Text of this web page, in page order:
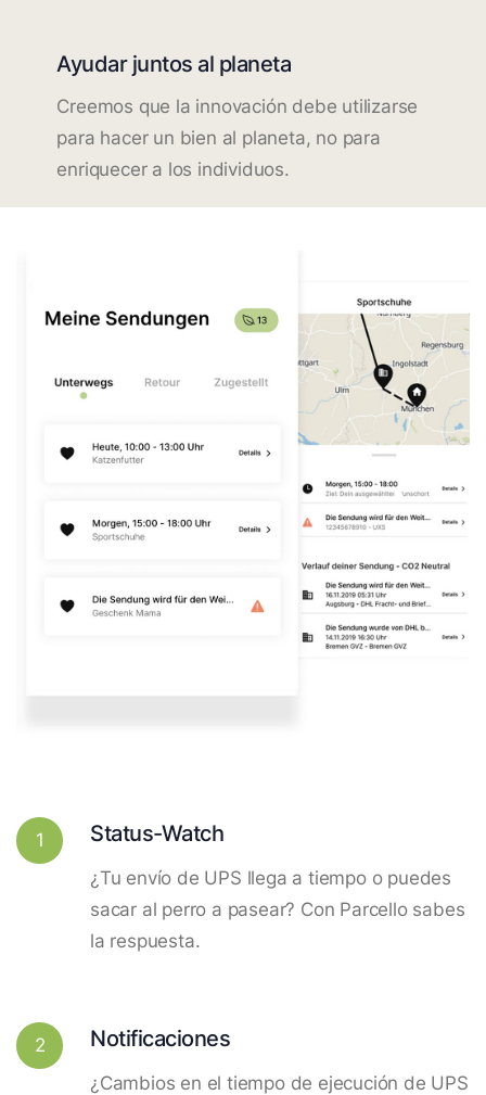
Ayudar juntos al planeta
Creemos que la innovación debe utilizarse
para hacer un bien al planeta, no para
enriquecer a los individuos.
1 Status-Watch
¿Tu envío de UPS llega a tiempo o puedes
sacar al perro a pasear? Con Parcello sabes
la respuesta.
2 Notificaciones
¿Cambios en el tiempo de ejecución de UPS